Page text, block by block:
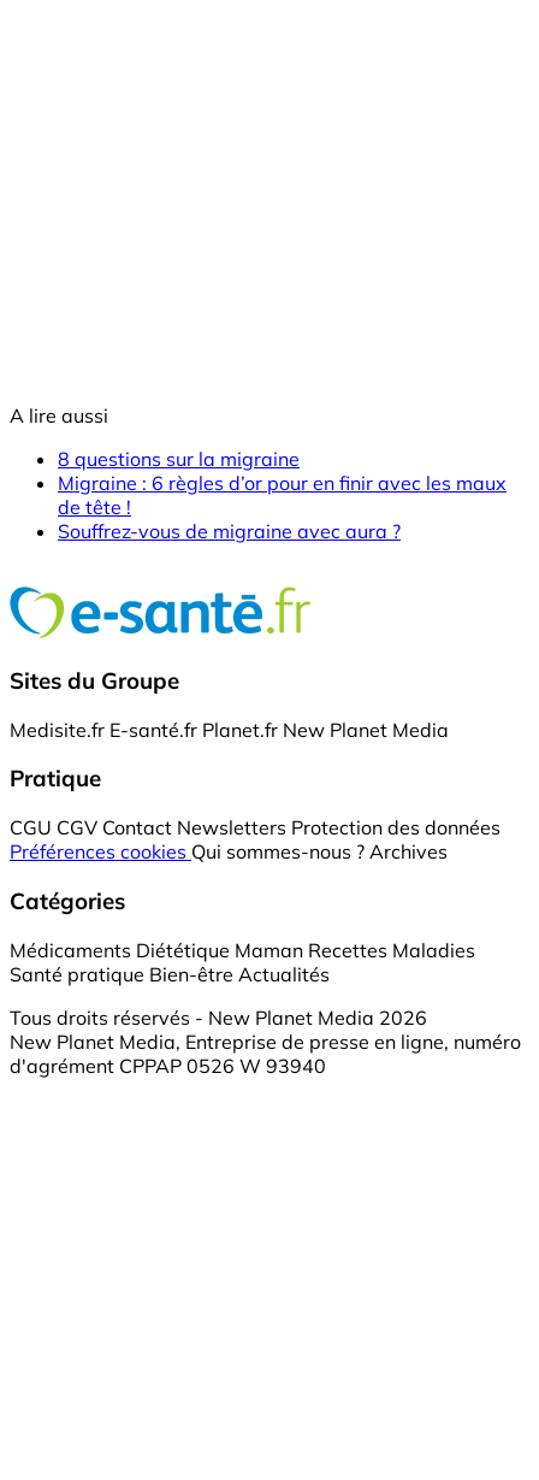
A lire aussi
8 questions sur la migraine
Migraine : 6 règles d’or pour en finir avec les maux
de tête !
Souffrez-vous de migraine avec aura ?
Sites du Groupe
Medisite.fr E-santé.fr Planet.fr New Planet Media
Pratique
CGU CGV Contact Newsletters Protection des données
Préférences cookies Qui sommes-nous ? Archives
Catégories
Médicaments Diététique Maman Recettes Maladies
Santé pratique Bien-être Actualités
Tous droits réservés - New Planet Media 2026
New Planet Media, Entreprise de presse en ligne, numéro
d'agrément CPPAP 0526 W 93940